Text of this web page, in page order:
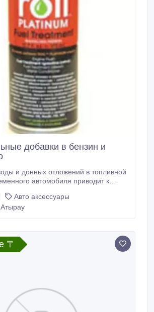
добавки в бензин и
и донных отложений в топливной
автомобиля приводит к
Fuel Treatment (в бензин и
- представляют собой
нагара и осадка из
системы.
Авто аксессуары
Атырау
〒